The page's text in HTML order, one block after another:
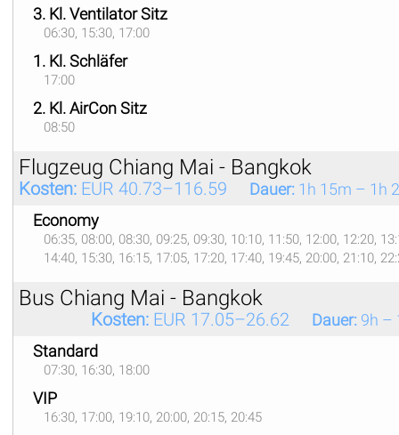
3. Kl. Ventilator Sitz
06:30, 15:30, 17:00
1. Kl. Schläfer
17:00
2. Kl. AirCon Sitz
08:50
Flugzeug Chiang Mai - Bangkok
Kosten:EUR 40.73–116.59 Dauer:1h 15m – 1h
Economy
06:35, 08:00, 08:30, 09:25, 09:30, 10:10, 11:50, 12:00, 12:20,
14:40, 15:30, 16:15, 17:05, 17:20, 17:40, 19:45, 20:00, 21:10,
Bus Chiang Mai - Bangkok
Kosten:EUR 17.05–26.62 Dauer:9h –
Standard
07:30, 16:30, 18:00
VIP
16:30, 17:00, 19:10, 20:00, 20:15, 20:45